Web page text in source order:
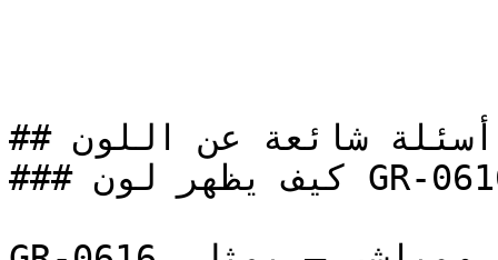
## أسئلة شائعة عن اللون
### كيف يظهر لون GR-0616 في الغرف مع الإضاءة؟